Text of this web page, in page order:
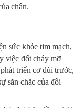
chân.
sức khỏe tim mạch,
việc đốt cháy mỡ
triển cơ đùi trước,
săn chắc của đôi